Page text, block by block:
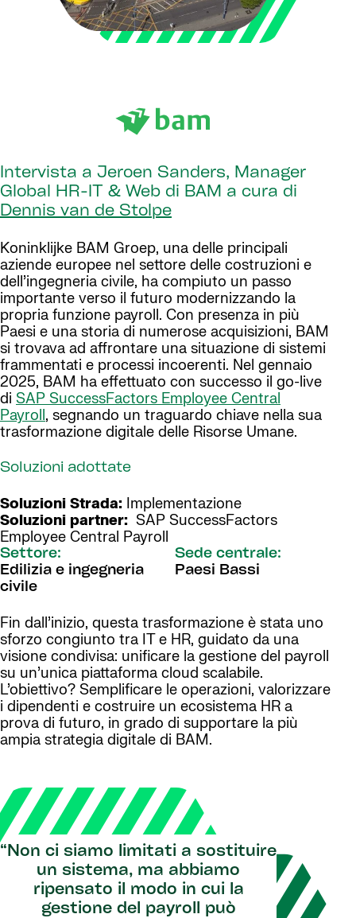
Intervista a Jeroen Sanders, Manager
Global HR-IT & Web di BAM a cura di
Dennis van de Stolpe
Koninklijke BAM Groep, una delle principali
aziende europee nel settore delle costruzioni e
dell’ingegneria civile, ha compiuto un passo
importante verso il futuro modernizzando la
propria funzione payroll. Con presenza in più
Paesi e una storia di numerose acquisizioni, BAM
si trovava ad affrontare una situazione di sistemi
frammentati e processi incoerenti. Nel gennaio
2025, BAM ha effettuato con successo il go-live
di SAP SuccessFactors Employee Central
Payroll, segnando un traguardo chiave nella sua
trasformazione digitale delle Risorse Umane.
Soluzioni adottate
Soluzioni Strada: Implementazione
Soluzioni partner: SAP SuccessFactors
Employee Central Payroll
Settore:
Edilizia e ingegneria
civile
Sede centrale:
Paesi Bassi
Fin dall’inizio, questa trasformazione è stata uno
sforzo congiunto tra IT e HR, guidato da una
visione condivisa: unificare la gestione del payroll
su un’unica piattaforma cloud scalabile.
L’obiettivo? Semplificare le operazioni, valorizzare
i dipendenti e costruire un ecosistema HR a
prova di futuro, in grado di supportare la più
ampia strategia digitale di BAM.
“Non ci siamo limitati a sostituire
un sistema, ma abbiamo
ripensato il modo in cui la
gestione del payroll può